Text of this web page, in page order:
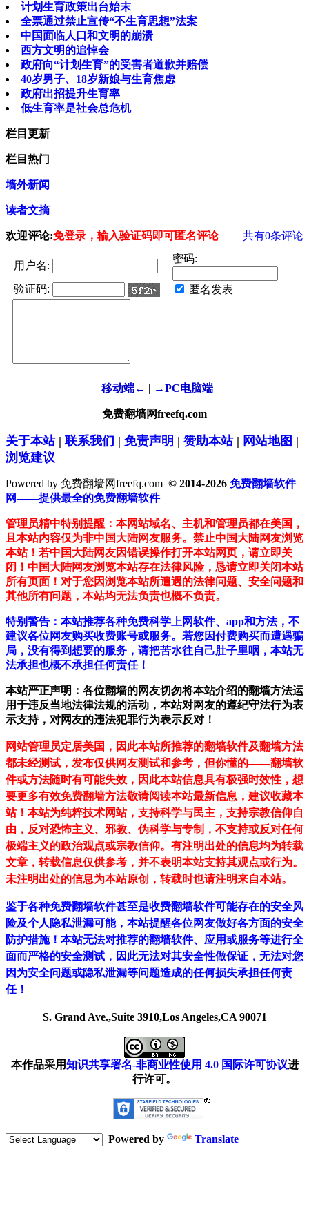
计划生育政策出台始末
全票通过禁止宣传“不生育思想”法案
中国面临人口和文明的崩溃
西方文明的追悼会
政府向“计划生育”的受害者道歉并赔偿
40岁男子、18岁新娘与生育焦虑
政府出招提升生育率
低生育率是社会总危机
栏目更新
栏目热门
墙外新闻
读者文摘
欢迎评论:免登录，输入验证码即可匿名评论 共有0条评论
用户名:
密码:
验证码: 匿名发表
移动端← | →PC电脑端
免费翻墙网freefq.com
关于本站| 联系我们 | 免责声明 | 赞助本站| 网站地图 |
浏览建议
Powered by 免费翻墙网freefq.com © 2014-2026 免费翻墙软件
网——提供最全的免费翻墙软件
管理员精中特别提醒：本网站域名、主机和管理员都在美国，
且本站内容仅为非中国大陆网友服务。禁止中国大陆网友浏览
本站！若中国大陆网友因错误操作打开本站网页，请立即关
闭！中国大陆网友浏览本站存在法律风险，恳请立即关闭本站
所有页面！对于您因浏览本站所遭遇的法律问题、安全问题和
其他所有问题，本站均无法负责也概不负责。
特别警告：本站推荐各种免费科学上网软件、app和方法，不
建议各位网友购买收费账号或服务。若您因付费购买而遭遇骗
局，没有得到想要的服务，请把苦水往自己肚子里咽，本站无
法承担也概不承担任何责任！
本站严正声明：各位翻墙的网友切勿将本站介绍的翻墙方法运
用于违反当地法律法规的活动，本站对网友的遵纪守法行为表
示支持，对网友的违法犯罪行为表示反对！
网站管理员定居美国，因此本站所推荐的翻墙软件及翻墙方法
都未经测试，发布仅供网友测试和参考，但你懂的——翻墙软
件或方法随时有可能失效，因此本站信息具有极强时效性，想
要更多有效免费翻墙方法敬请阅读本站最新信息，建议收藏本
站！ 本站为纯粹技术网站，支持科学与民主，支持宗教信仰自
由，反对恐怖主义、邪教、伪科学与专制，不支持或反对任何
极端主义的政治观点或宗教信仰。有注明出处的信息均为转载
文章，转载信息仅供参考，并不表明本站支持其观点或行为。
未注明出处的信息为本站原创，转载时也请注明来自本站。
鉴于各种免费翻墙软件甚至是收费翻墙软件可能存在的安全风
险及个人隐私泄漏可能，本站提醒各位网友做好各方面的安全
防护措施！本站无法对推荐的翻墙软件、应用或服务等进行全
面而严格的安全测试，因此无法对其安全性做保证，无法对您
因为安全问题或隐私泄漏等问题造成的任何损失承担任何责
任！
S. Grand Ave.,Suite 3910,Los Angeles,CA 90071
本作品采用知识共享署名-非商业性使用 4.0 国际许可协议进
行许可。
Powered by Translate